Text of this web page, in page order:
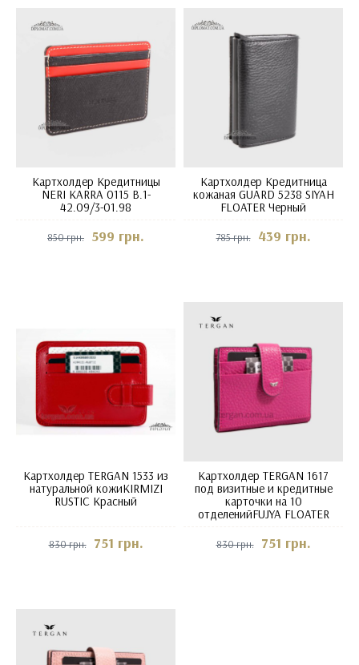
Картхолдер Кредитницы
NERI KARRA 0115 B.1-
42.09/3-01.98
850 грн. 599 грн.
Картхолдер Кредитница
кожаная GUARD 5238 SIYAH
FLOATER Черный
785 грн. 439 грн.
Картхолдер TERGAN 1533 из
натуральной кожиKIRMIZI
RUSTIC Красный
830 грн. 751 грн.
Картхолдер TERGAN 1617
под визитные и кредитные
карточки на 10
отделенийFUJYA FLOATER
830 грн. 751 грн.